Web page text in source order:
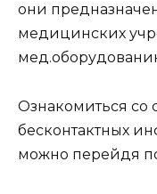
они
медицинских
Ознакомиться
бесконтактных
можно перейдя